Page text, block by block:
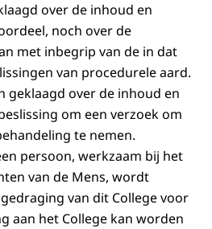
over de inhoud en
noch over de
met inbegrip van de in dat
van procedurele aard.
geklaagd over de inhoud en
om een verzoek om
te nemen.
persoon, werkzaam bij het
van de Mens, wordt
van dit College voor
aan het College kan worden